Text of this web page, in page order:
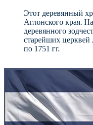
Этот деревянный
Аглонского края.
деревянного
старейших
по 1751 гг.